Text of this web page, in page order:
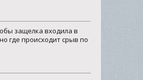
защелка входила в
где происходит срыв по